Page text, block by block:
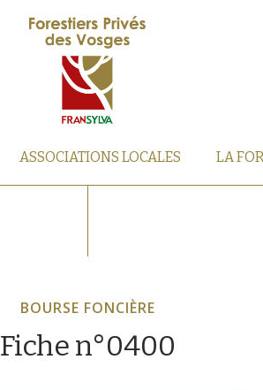
ASSOCIATIONS LOCALES LA
BOURSE FONCIÈRE
Fiche n°0400